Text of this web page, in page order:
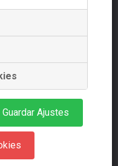
Guardar Ajustes